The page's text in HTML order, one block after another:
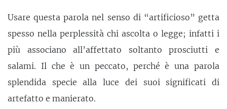
Usare questa parola nel senso di “artificioso” getta
spesso nella perplessità chi ascolta o legge; infatti i
più associano all’affettato soltanto prosciutti e
salami. Il che è un peccato, perché è una parola
splendida specie alla luce dei suoi significati di
artefatto e manierato.